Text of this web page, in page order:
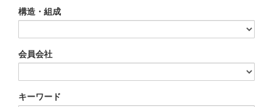
構造・組成
会員会社
キーワード